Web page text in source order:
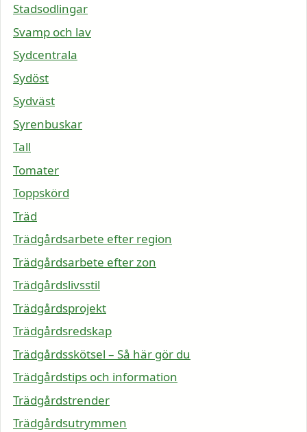
Stadsodlingar
Svamp och lav
Sydcentrala
Sydöst
Sydväst
Syrenbuskar
Tall
Tomater
Toppskörd
Träd
Trädgårdsarbete efter region
Trädgårdsarbete efter zon
Trädgårdslivsstil
Trädgårdsprojekt
Trädgårdsredskap
Trädgårdsskötsel – Så här gör du
Trädgårdstips och information
Trädgårdstrender
Trädgårdsutrymmen